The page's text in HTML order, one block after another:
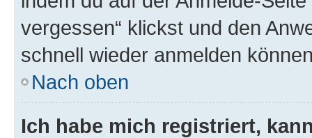
vergessen“ klickst und den
schnell wieder anmelden
Nach oben
Ich habe mich registriert,